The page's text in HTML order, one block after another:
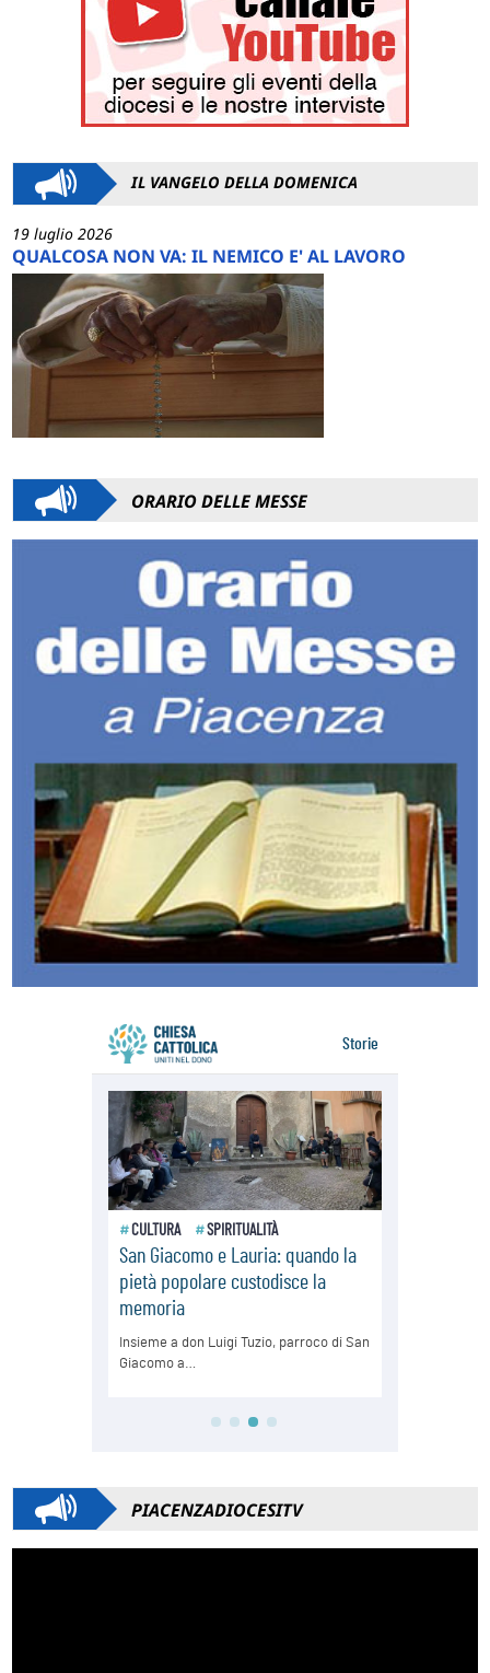
IL VANGELO DELLA DOMENICA
19 luglio 2026
QUALCOSA NON VA: IL NEMICO E' AL LAVORO
ORARIO DELLE MESSE
PIACENZADIOCESITV